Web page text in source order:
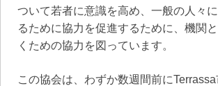
ついて若者に意識を高め、一般の人々
るために協力を促進するために、機関
くための協力を図っています。
この協会は、わずか数週間前に